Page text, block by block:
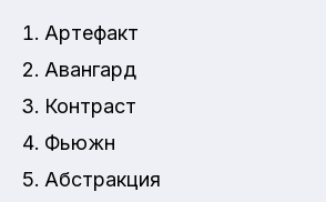
Артефакт
Авангард
Контраст
Фьюжн
Абстракция